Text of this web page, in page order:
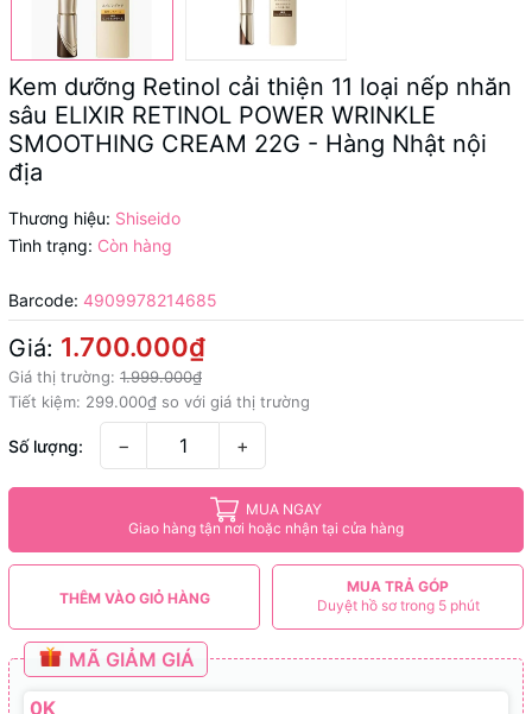
Kem dưỡng Retinol cải thiện 11 loại nếp nhăn
sâu ELIXIR RETINOL POWER WRINKLE
SMOOTHING CREAM 22G - Hàng Nhật nội
địa
Thương hiệu: Shiseido
Tình trạng: Còn hàng
Barcode: 4909978214685
Giá: 1.700.000₫
Giá thị trường: 1.999.000₫
Tiết kiệm: 299.000₫ so với giá thị trường
Số lượng: − +
MUA NGAY
Giao hàng tận nơi hoặc nhận tại cửa hàng
THÊM VÀO GIỎ HÀNG
MUA TRẢ GÓP
Duyệt hồ sơ trong 5 phút
MÃ GIẢM GIÁ
0K